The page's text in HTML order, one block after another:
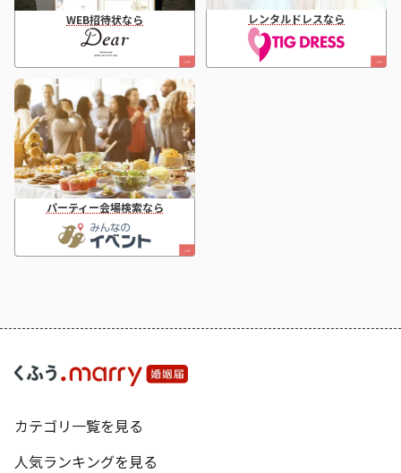
WEB招待状なら レンタルドレスなら
パーティー会場検索なら
カテゴリ一覧を見る
人気ランキングを見る